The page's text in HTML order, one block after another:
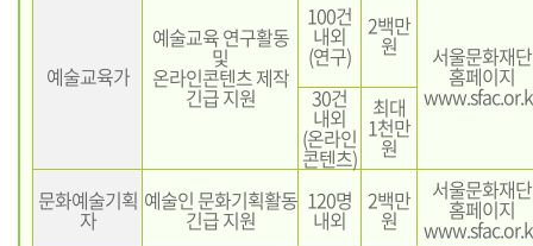
예술교육가
예술교육 연구활동
및
온라인콘텐츠 제작
긴급 지원
100건
내외
(연구)
2백만
원 서울문화재단
홈페이지
30건
내외
(온라인
콘텐츠)
최대
1천만
원
문화예술기획
자
예술인 문화기획활동
긴급 지원
120명
내외
2백만
원
서울문화재단
홈페이지